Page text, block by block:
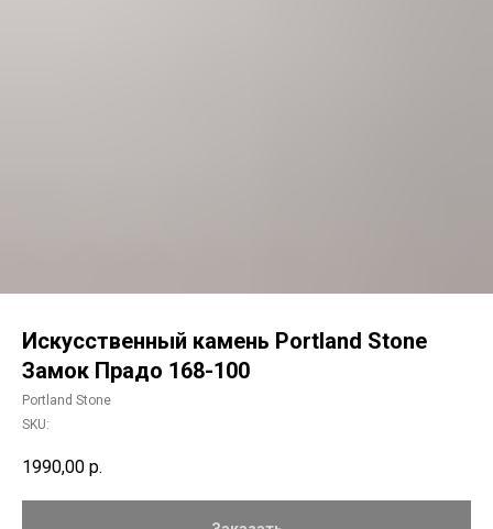
Искусственный камень Portland Stone
Замок Прадо 168-100
Portland Stone
SKU:
1990,00 р.